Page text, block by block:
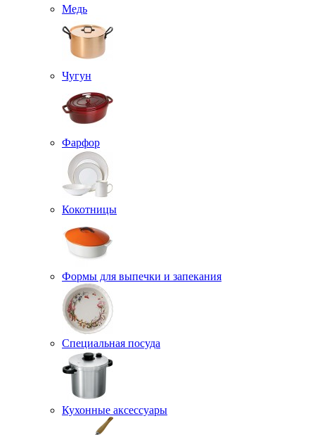
Медь
Чугун
Фарфор
Кокотницы
Формы для выпечки и запекания
Специальная посуда
Кухонные аксессуары